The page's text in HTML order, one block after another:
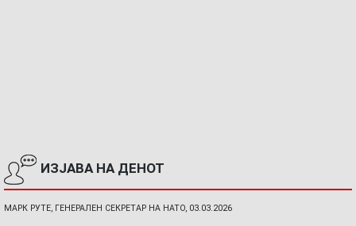
ИЗЈАВА НА ДЕНОТ
МАРК РУТЕ, ГЕНЕРАЛЕН СЕКРЕТАР НА НАТО, 03.03.2026